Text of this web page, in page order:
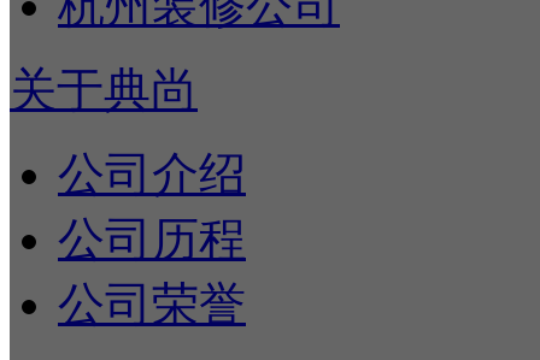
关于典尚
公司介绍
公司历程
公司荣誉